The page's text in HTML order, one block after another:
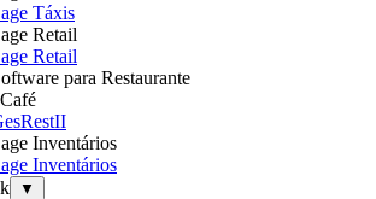
Táxis
Retail
Retail
para Restaurante
Inventários
Inventários
▼